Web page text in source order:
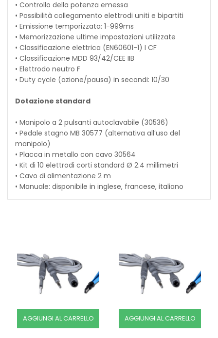
• Controllo della potenza emessa
• Possibilità collegamento elettrodi uniti e bipartiti
• Emissione temporizzata: 1-999ms
• Memorizzazione ultime impostazioni utilizzate
• Classificazione elettrica (EN60601-1) I CF
• Classificazione MDD 93/42/CEE IIB
• Elettrodo neutro F
• Duty cycle (azione/pausa) in secondi: 10/30
Dotazione standard
• Manipolo a 2 pulsanti autoclavabile (30536)
• Pedale stagno MB 30577 (alternativa all’uso del
manipolo)
• Placca in metallo con cavo 30564
• Kit di 10 elettrodi corti standard Ø 2.4 millimetri
• Cavo di alimentazione 2 m
• Manuale: disponibile in inglese, francese, italiano
AGGIUNGI AL CARRELLO AGGIUNGI AL CARRELLO